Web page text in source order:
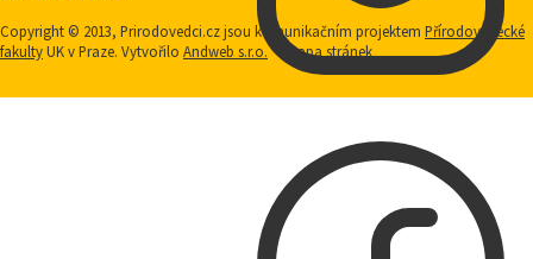
Copyright © 2013, Prirodovedci.cz jsou komunikačním projektem Přírodovědecké
fakultyUK v Praze. Vytvořilo Andweb s.r.o. Mapa stránek